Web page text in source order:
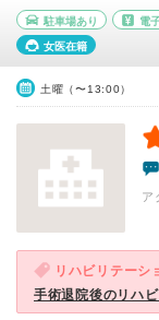
駐車場あり 電
女医在籍
土曜（〜13:00）
ア
リハビリテーシ
手術退院後のリハ